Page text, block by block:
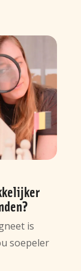
is
soepeler